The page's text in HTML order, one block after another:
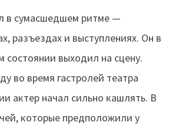
в сумасшедшем ритме —
разъездах и выступлениях. Он в
выходил на сцену.
во время гастролей театра
актер начал сильно кашлять. В
которые предположили у